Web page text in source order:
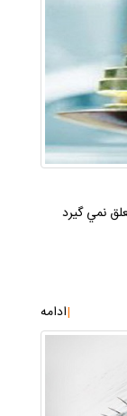
نمي گيرد
|ادامه